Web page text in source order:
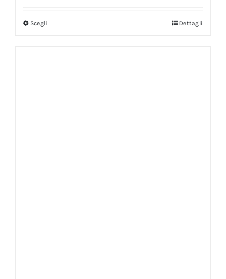
Scegli Dettagli